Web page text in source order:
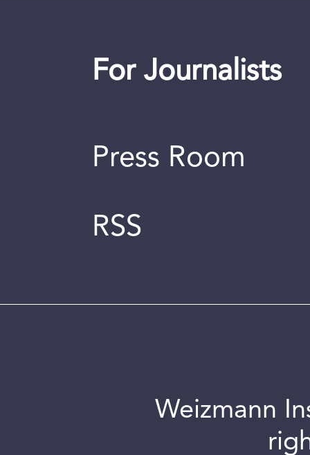
For Journalists
Press Room
RSS
Weizmann